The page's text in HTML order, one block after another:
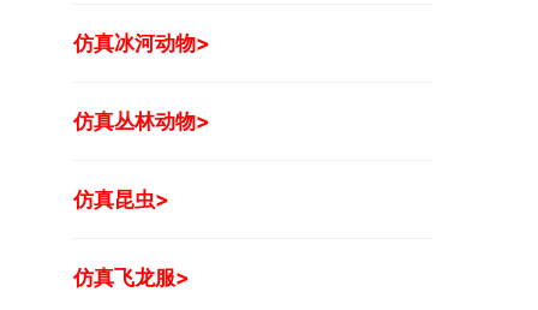
仿真冰河动物>
仿真丛林动物>
仿真昆虫>
仿真飞龙服>